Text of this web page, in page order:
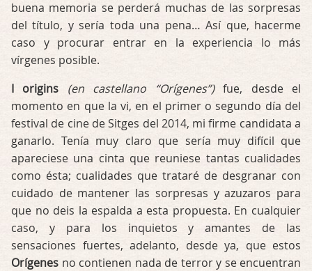
buena memoria se perderá muchas de las sorpresas
del título, y sería toda una pena… Así que, hacerme
caso y procurar entrar en la experiencia lo más
vírgenes posible.
I origins
(en castellano “Orígenes”)fue, desde el
momento en que la vi, en el primer o segundo día del
festival de cine de Sitges del 2014, mi firme candidata a
ganarlo. Tenía muy claro que sería muy difícil que
apareciese una cinta que reuniese tantas cualidades
como ésta; cualidades que trataré de desgranar con
cuidado de mantener las sorpresas y azuzaros para
que no deis la espalda a esta propuesta. En cualquier
caso, y para los inquietos y amantes de las
sensaciones fuertes, adelanto, desde ya, que estos
Orígenes no contienen nada de terror y se encuentran